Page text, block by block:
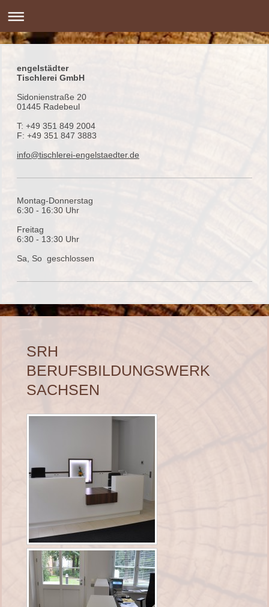
engelstädter
Tischlerei GmbH
Sidonienstraße 20
01445 Radebeul
T: +49 351 849 2004
F: +49 351 847 3883
info@tischlerei-engelstaedter.de
Montag-Donnerstag
6:30 - 16:30 Uhr
Freitag
6:30 - 13:30 Uhr
Sa, So geschlossen
SRH
BERUFSBILDUNGSWERK
SACHSEN